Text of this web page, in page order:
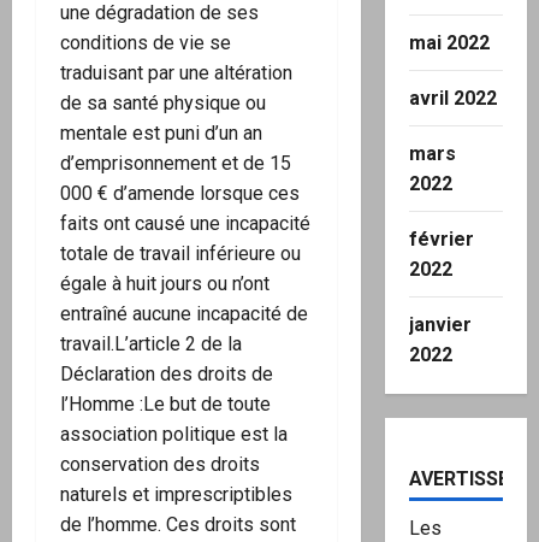
une dégradation de ses
conditions de vie se
traduisant par une altération
de sa santé physique ou
mentale est puni d’un an
d’emprisonnement et de 15
000 € d’amende lorsque ces
faits ont causé une incapacité
totale de travail inférieure ou
égale à huit jours ou n’ont
entraîné aucune incapacité de
travail.L’article 2 de la
Déclaration des droits de
l’Homme :Le but de toute
association politique est la
conservation des droits
naturels et imprescriptibles
de l’homme. Ces droits sont
mai 2022
avril 2022
mars
2022
février
2022
janvier
2022
Les